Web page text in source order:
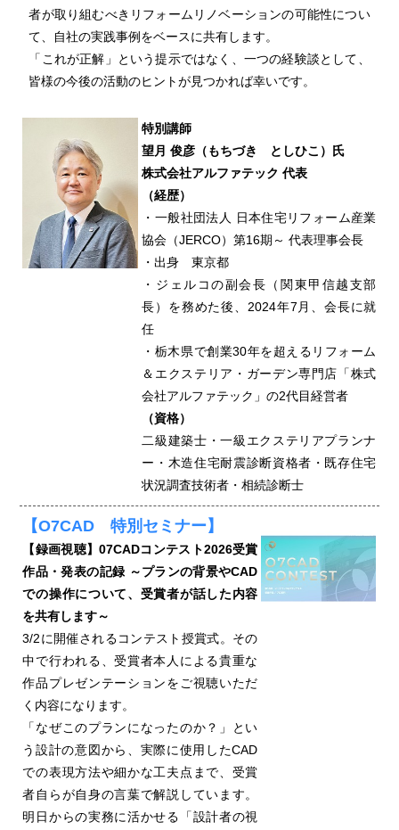
者が取り組むべきリフォームリノベーションの可能性につい
て、自社の実践事例をベースに共有します。
「これが正解」という提示ではなく、一つの経験談として、
皆様の今後の活動のヒントが見つかれば幸いです。
特別講師
望月 俊彦（もちづき としひこ）氏
株式会社アルファテック 代表
（経歴）
・一般社団法人 日本住宅リフォーム産業
協会（JERCO）第16期～ 代表理事会長
・出身 東京都
・ジェルコの副会長（関東甲信越支部
長）を務めた後、2024年7月、会長に就
任
・栃木県で創業30年を超えるリフォーム
＆エクステリア・ガーデン専門店「株式
会社アルファテック」の2代目経営者
（資格）
二級建築士・一級エクステリアプランナ
ー・木造住宅耐震診断資格者・既存住宅
状況調査技術者・相続診断士
【O7CAD 特別セミナー】
【録画視聴】07CADコンテスト2026受賞
作品・発表の記録 ～プランの背景やCAD
での操作について、受賞者が話した内容
を共有します～
3/2に開催されるコンテスト授賞式。その
中で行われる、受賞者本人による貴重な
作品プレゼンテーションをご視聴いただ
く内容になります。
「なぜこのプランになったのか？」とい
う設計の意図から、実際に使用したCAD
での表現方法や細かな工夫点まで、受賞
者自らが自身の言葉で解説しています。
明日からの実務に活かせる「設計者の視